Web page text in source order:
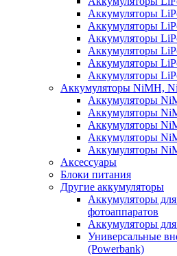
Аккумуляторы
Аккумуляторы
Аккумуляторы
Аккумуляторы
Аккумуляторы
Аккумуляторы
Аккумуляторы NiMH,
Аккумуляторы
Аккумуляторы
Аккумуляторы
Аккумуляторы
Аккумуляторы
Аксессуары
Блоки питания
Другие аккумуляторы
Аккумуляторы
фотоаппаратов
Аккумуляторы
Универсальные
(Powerbank)